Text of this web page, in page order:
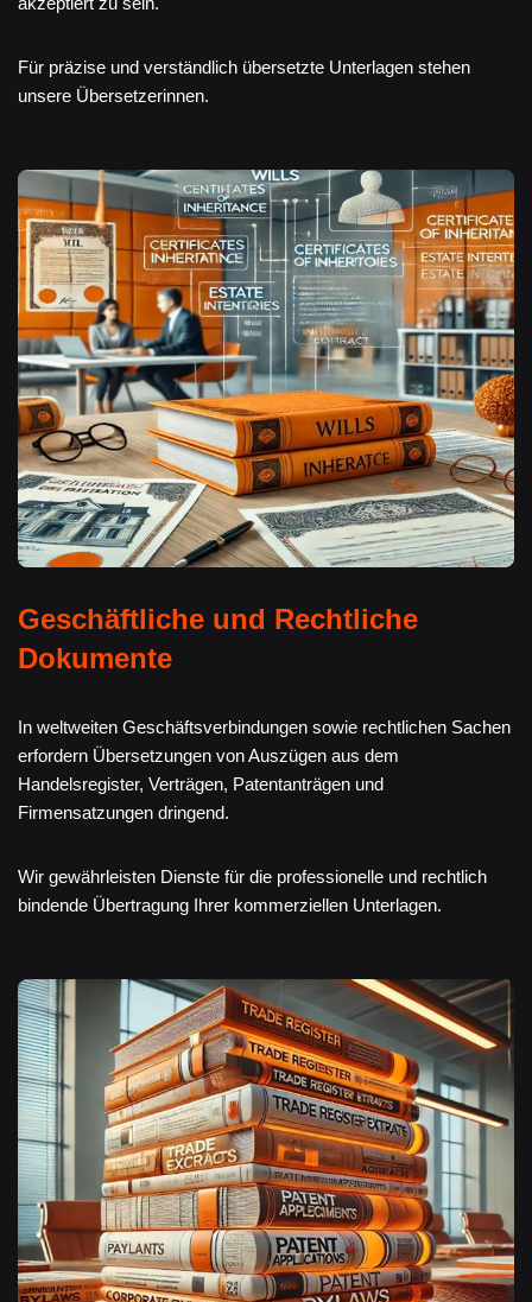
Für präzise und verständlich übersetzte Unterlagen stehen
unsere Übersetzerinnen.
Geschäftliche und Rechtliche
Dokumente
In weltweiten Geschäftsverbindungen sowie rechtlichen Sachen
erfordern Übersetzungen von Auszügen aus dem
Handelsregister, Verträgen, Patentanträgen und
Firmensatzungen dringend.
Wir gewährleisten Dienste für die professionelle und rechtlich
bindende Übertragung Ihrer kommerziellen Unterlagen.